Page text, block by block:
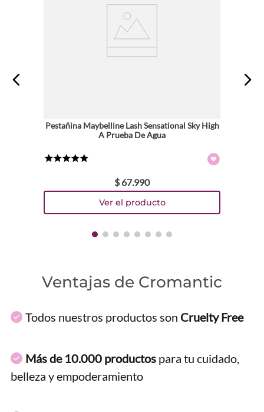
Pestañina Maybelline Lash Sensational Sky High
A Prueba De Agua
$ 67.990
Ventajas de Cromantic
Todos nuestros productos son Cruelty Free
Más de 10.000 productos para tu cuidado,
belleza y empoderamiento